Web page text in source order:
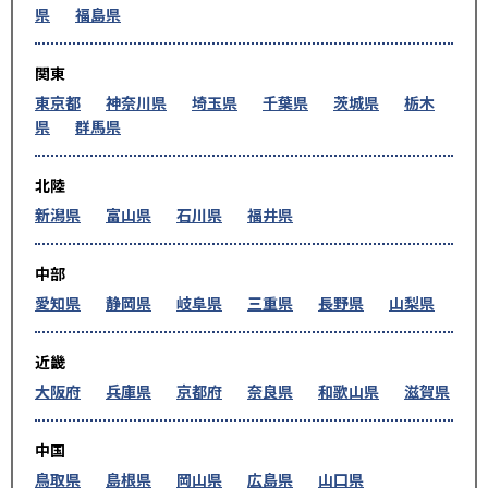
県
福島県
関東
東京都
神奈川県 埼玉県 千葉県 茨城県
栃木
県
群馬県
北陸
新潟県
富山県 石川県 福井県
中部
愛知県
静岡県 岐阜県 三重県 長野県 山梨県
近畿
大阪府
兵庫県 京都府 奈良県 和歌山県 滋賀県
中国
鳥取県
島根県 岡山県 広島県 山口県